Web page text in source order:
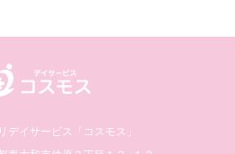
デイサービス「コスモス」